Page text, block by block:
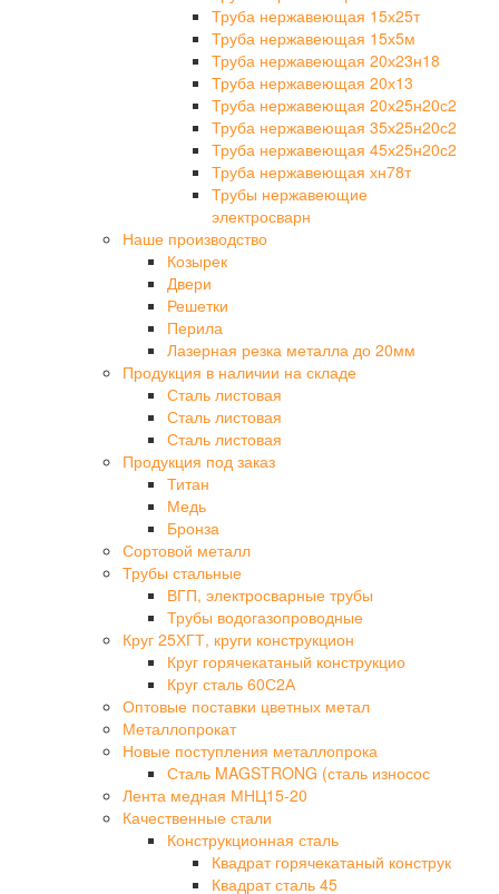
Труба нержавеющая 15х25т
Труба нержавеющая 15х5м
Труба нержавеющая 20х23н18
Труба нержавеющая 20х13
Труба нержавеющая 20х25н20с2
Труба нержавеющая 35х25н20с2
Труба нержавеющая 45х25н20с2
Труба нержавеющая хн78т
Трубы нержавеющие
электросварн
Наше производство
Козырек
Двери
Решетки
Перила
Лазерная резка металла до 20мм
Продукция в наличии на складе
Сталь листовая
Сталь листовая
Сталь листовая
Продукция под заказ
Титан
Медь
Бронза
Сортовой металл
Трубы стальные
ВГП, электросварные трубы
Трубы водогазопроводные
Круг 25ХГТ, круги конструкцион
Круг горячекатаный конструкцио
Круг сталь 60С2А
Оптовые поставки цветных метал
Металлопрокат
Новые поступления металлопрока
Сталь MAGSTRONG (сталь износос
Лента медная МНЦ15-20
Качественные стали
Конструкционная сталь
Квадрат горячекатаный конструк
Квадрат сталь 45